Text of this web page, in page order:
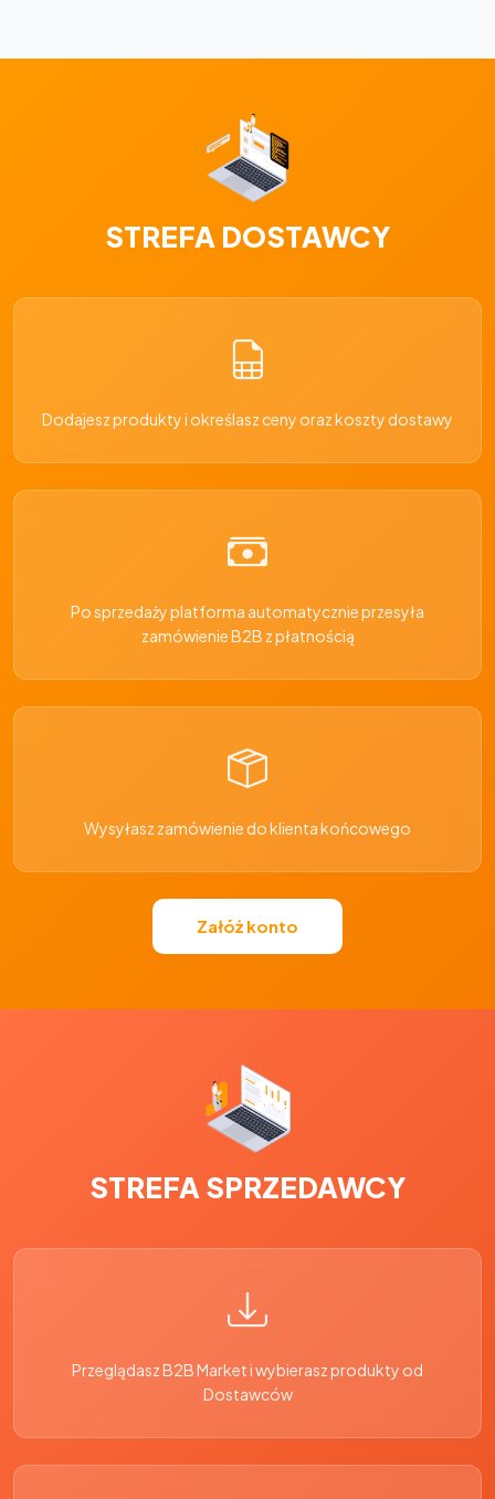
STREFA DOSTAWCY
Dodajesz produkty i określasz ceny oraz koszty dostawy
Po sprzedaży platforma automatycznie przesyła
zamówienie B2B z płatnością
Wysyłasz zamówienie do klienta końcowego
Załóż konto
STREFA SPRZEDAWCY
Przeglądasz B2B Market i wybierasz produkty od
Dostawców